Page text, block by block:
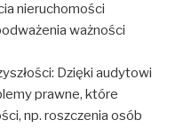
nieruchomości
ważności
Dzięki audytowi
prawne, które
np. roszczenia osób